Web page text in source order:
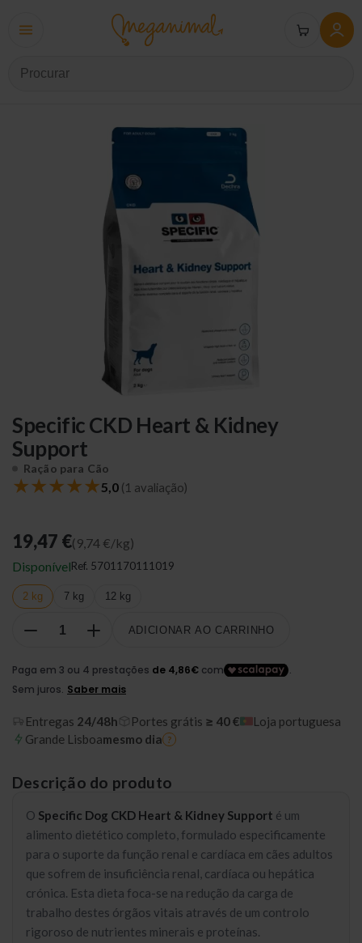
Specific CKD Heart & Kidney
Support
Ração para Cão
★★★★★5,0 (1 avaliação)
19,47 €(9,74 €/kg)
DisponívelRef. 5701170111019
2 kg 7 kg 12 kg
ADICIONAR AO CARRINHO
Entregas 24/48h Portes grátis ≥ 40 €
Loja portuguesa
Grande Lisboamesmo dia ?
Descrição do produto
O Specific Dog CKD Heart & Kidney Support é um
alimento dietético completo, formulado especificamente
para o suporte da função renal e cardíaca em cães adultos
que sofrem de insuficiência renal, cardíaca ou hepática
crónica. Esta dieta foca-se na redução da carga de
trabalho destes órgãos vitais através de um controlo
rigoroso de nutrientes minerais e proteínas.